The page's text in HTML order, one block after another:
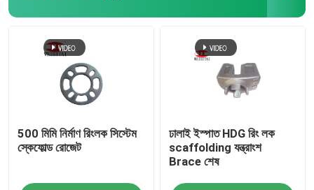
500 মিমি নির্মাণ রিংলক সিস্টেম
স্কেফোল্ড রোজেট
ঢালাই ইস্পাত HDG রিং লক
scaffolding যন্ত্রাংশ
Brace শেষ